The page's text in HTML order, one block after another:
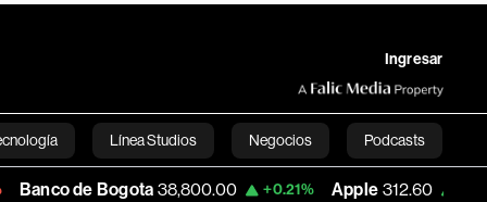
Ingresar
Línea Studios Negocios Podcasts
English
38,800.00 +0.21% Apple 312.60 +0.53% USD